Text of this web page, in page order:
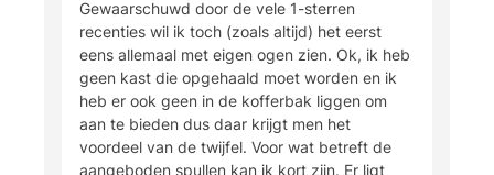
Gewaarschuwd door de vele 1-sterren
recenties wil ik toch (zoals altijd) het eerst
eens allemaal met eigen ogen zien. Ok, ik heb
geen kast die opgehaald moet worden en ik
heb er ook geen in de kofferbak liggen om
aan te bieden dus daar krijgt men het
voordeel van de twijfel. Voor wat betreft de
aangeboden spullen kan ik kort zijn. Er ligt